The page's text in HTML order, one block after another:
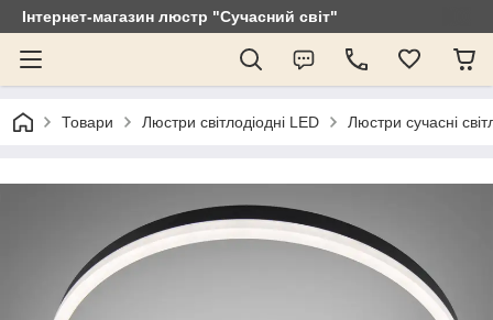
Інтернет-магазин люстр "Сучасний світ"
Товари Люстри світлодіодні LED Люстри сучасні